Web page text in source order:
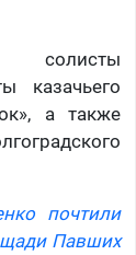
солисты
казачьего
а также
почтили
Павших